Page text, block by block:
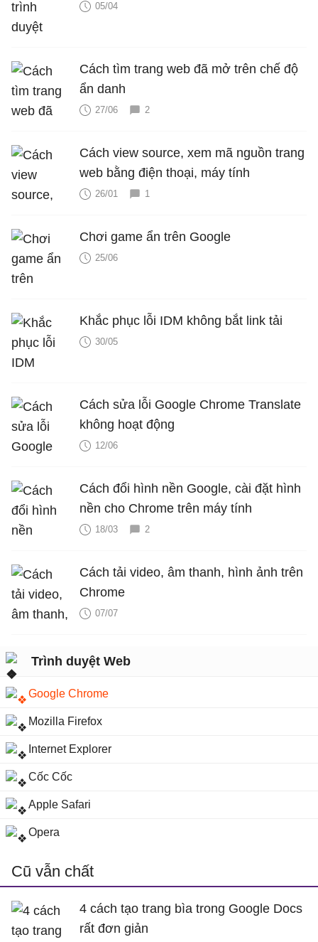
05/04
Cách tìm trang web đã mở trên chế độ
ẩn danh
27/06 2
Cách view source, xem mã nguồn trang
web bằng điện thoại, máy tính
26/01 1
Chơi game ẩn trên Google
25/06
Khắc phục lỗi IDM không bắt link tải
30/05
Cách sửa lỗi Google Chrome Translate
không hoạt động
12/06
Cách đổi hình nền Google, cài đặt hình
nền cho Chrome trên máy tính
18/03 2
Cách tải video, âm thanh, hình ảnh trên
Chrome
07/07
Trình duyệt Web
Google Chrome
Mozilla Firefox
Internet Explorer
Cốc Cốc
Apple Safari
Opera
Cũ vẫn chất
4 cách tạo trang bìa trong Google Docs
rất đơn giản